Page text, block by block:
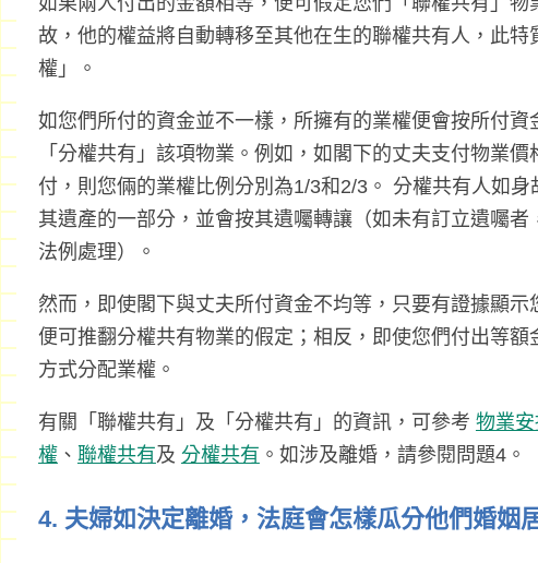
故，他的權益將自動轉移至其他在生的聯權共有人，此特
權」。
如您們所付的資金並不一樣，所擁有的業權便會按所付資
「分權共有」該項物業。例如，如閣下的丈夫支付物業
付，則您倆的業權比例分別為1/3和2/3。 分權共有人如
其遺產的一部分，並會按其遺囑轉讓（如未有訂立遺囑者
法例處理）。
然而，即使閣下與丈夫所付資金不均等，只要有證據顯示
便可推翻分權共有物業的假定；相反，即使您們付出等額
方式分配業權。
有關「聯權共有」及「分權共有」的資訊，可參考 物業
權 、 聯權共有及 分權共有 。如涉及離婚，請參閱問題4。
4. 夫婦如決定離婚，法庭會怎樣瓜分他們婚姻